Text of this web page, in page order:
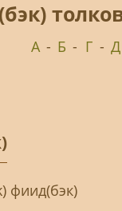
А - Б - Г - Д
фиид(бэк)